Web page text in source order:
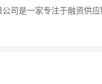
司是一家专注于融资供